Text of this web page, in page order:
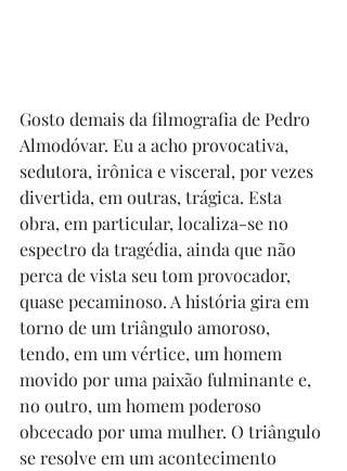
Gosto demais da filmografia de Pedro
Almodóvar. Eu a acho provocativa,
sedutora, irônica e visceral, por vezes
divertida, em outras, trágica. Esta
obra, em particular, localiza-se no
espectro da tragédia, ainda que não
perca de vista seu tom provocador,
quase pecaminoso. A história gira em
torno de um triângulo amoroso,
tendo, em um vértice, um homem
movido por uma paixão fulminante e,
no outro, um homem poderoso
obcecado por uma mulher. O triângulo
se resolve em um acontecimento